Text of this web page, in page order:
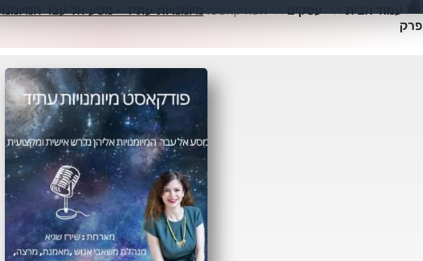
עמוד הבית >> עסקים >>הפודקאסט: מיומנויות עתיד - מסע אל עבר
פרק